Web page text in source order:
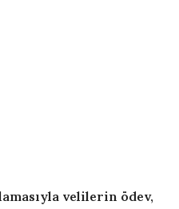
velilerin ödev,